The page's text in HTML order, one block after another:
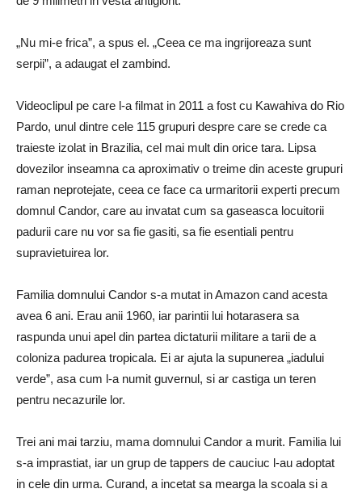
„Nu mi-e frica”, a spus el. „Ceea ce ma ingrijoreaza sunt
serpii”, a adaugat el zambind.
Videoclipul pe care l-a filmat in 2011 a fost cu Kawahiva do Rio
Pardo, unul dintre cele 115 grupuri despre care se crede ca
traieste izolat in Brazilia, cel mai mult din orice tara. Lipsa
dovezilor inseamna ca aproximativ o treime din aceste grupuri
raman neprotejate, ceea ce face ca urmaritorii experti precum
domnul Candor, care au invatat cum sa gaseasca locuitorii
padurii care nu vor sa fie gasiti, sa fie esentiali pentru
supravietuirea lor.
Familia domnului Candor s-a mutat in Amazon cand acesta
avea 6 ani. Erau anii 1960, iar parintii lui hotarasera sa
raspunda unui apel din partea dictaturii militare a tarii de a
coloniza padurea tropicala. Ei ar ajuta la supunerea „iadului
verde”, asa cum l-a numit guvernul, si ar castiga un teren
pentru necazurile lor.
Trei ani mai tarziu, mama domnului Candor a murit. Familia lui
s-a imprastiat, iar un grup de tappers de cauciuc l-au adoptat
in cele din urma. Curand, a incetat sa mearga la scoala si a